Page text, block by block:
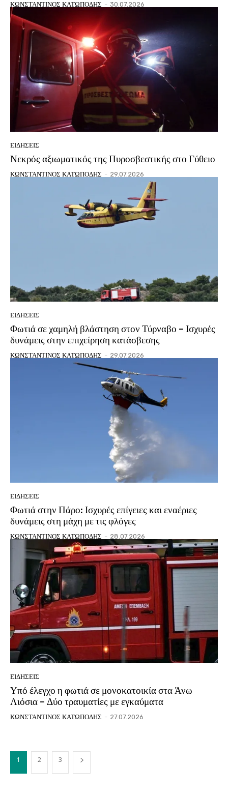
ΚΩΝΣΤΑΝΤΙΝΟΣ ΚΑΤΩΠΟΔΗΣ - 30.07.2026
ΕΙΔΗΣΕΙΣ
Νεκρός αξιωματικός της Πυροσβεστικής στο Γύθειο
ΚΩΝΣΤΑΝΤΙΝΟΣ ΚΑΤΩΠΟΔΗΣ - 29.07.2026
ΕΙΔΗΣΕΙΣ
Φωτιά σε χαμηλή βλάστηση στον Τύρναβο – Ισχυρές
δυνάμεις στην επιχείρηση κατάσβεσης
ΚΩΝΣΤΑΝΤΙΝΟΣ ΚΑΤΩΠΟΔΗΣ - 29.07.2026
ΕΙΔΗΣΕΙΣ
Φωτιά στην Πάρο: Ισχυρές επίγειες και εναέριες
δυνάμεις στη μάχη με τις φλόγες
ΚΩΝΣΤΑΝΤΙΝΟΣ ΚΑΤΩΠΟΔΗΣ - 28.07.2026
ΕΙΔΗΣΕΙΣ
Υπό έλεγχο η φωτιά σε μονοκατοικία στα Άνω
Λιόσια – Δύο τραυματίες με εγκαύματα
ΚΩΝΣΤΑΝΤΙΝΟΣ ΚΑΤΩΠΟΔΗΣ - 27.07.2026
1 2 3